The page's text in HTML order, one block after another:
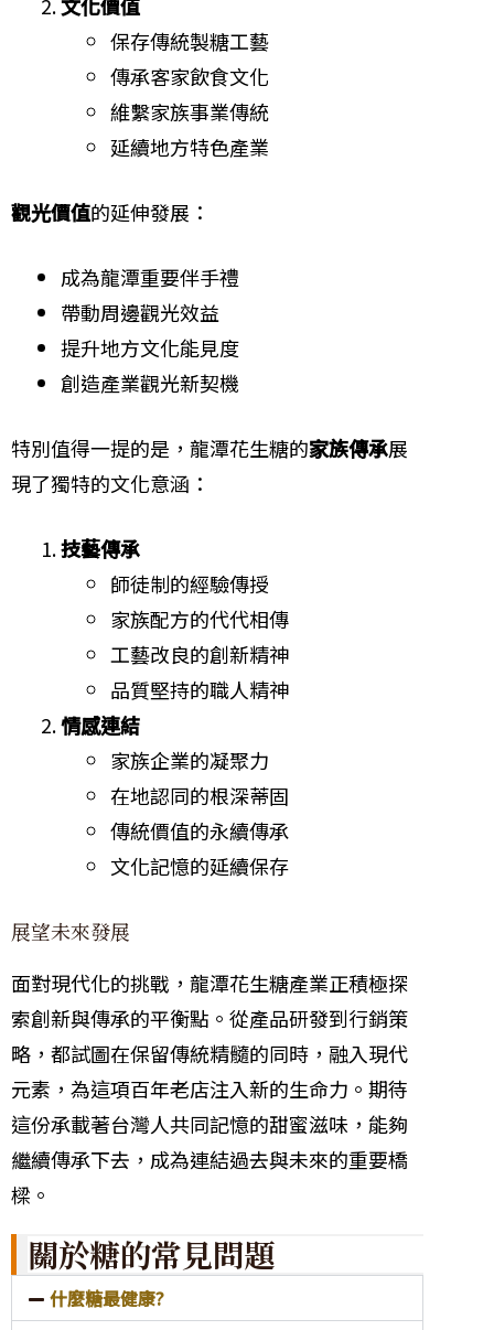
保存傳統製糖工藝
傳承客家飲食文化
維繫家族事業傳統
延續地方特色產業
觀光價值的延伸發展：
成為龍潭重要伴手禮
帶動周邊觀光效益
提升地方文化能見度
創造產業觀光新契機
特別值得一提的是，龍潭花生糖的家族傳承展
現了獨特的文化意涵：
技藝傳承
師徒制的經驗傳授
家族配方的代代相傳
工藝改良的創新精神
品質堅持的職人精神
情感連結
家族企業的凝聚力
在地認同的根深蒂固
傳統價值的永續傳承
文化記憶的延續保存
展望未來發展
面對現代化的挑戰，龍潭花生糖產業正積極探
索創新與傳承的平衡點。從產品研發到行銷策
略，都試圖在保留傳統精髓的同時，融入現代
元素，為這項百年老店注入新的生命力。期待
這份承載著台灣人共同記憶的甜蜜滋味，能夠
繼續傳承下去，成為連結過去與未來的重要橋
樑。
關於糖的常見問題
什麼糖最健康?